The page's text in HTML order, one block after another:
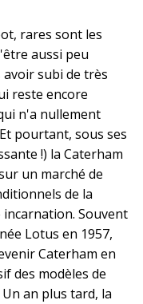
rares sont les
aussi peu
avoir subi de très
reste encore
n'a nullement
pourtant, sous ses
!) la Caterham
un marché de
de la
Souvent
Lotus en 1957,
Caterham en
des modèles de
an plus tard, la